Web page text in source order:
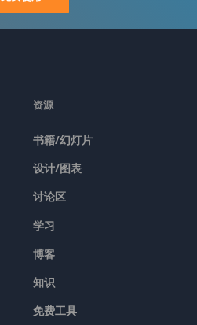
资源
书籍/幻灯片
设计/图表
讨论区
学习
博客
知识
免费工具